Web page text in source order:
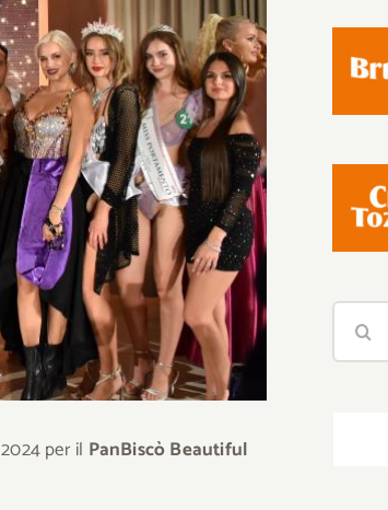
2024 per il PanBiscò Beautiful
Cerca
per: